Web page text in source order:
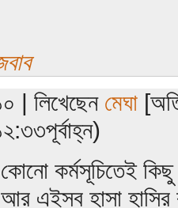
| লিখেছেন মেঘা
কোনো কর্মসূচিতেই কিছু
আর এইসব হাসা হাসির